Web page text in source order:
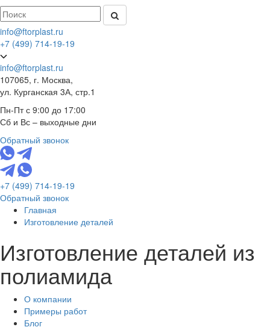
info@ftorplast.ru
+7 (499) 714-19-19
info@ftorplast.ru
107065, г. Москва,
ул. Курганская 3А, стр.1
Пн-Пт с 9:00 до 17:00
Сб и Вс – выходные дни
Обратный звонок
+7 (499) 714-19-19
Обратный звонок
Главная
Изготовление деталей
Изготовление деталей из
полиамида
О компании
Примеры работ
Блог